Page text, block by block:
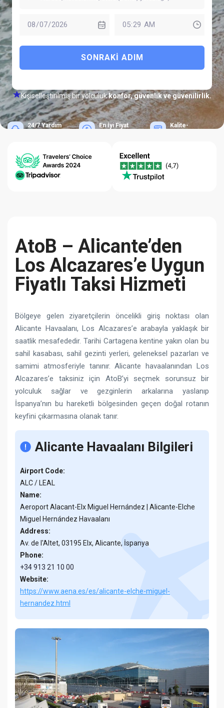
SONRAKI ADIM
Kişiselleştirilmiş bir yolculukkonfor, güvenlik ve güvenilirlik.
24/7 Yardım
En İyi Fiyat
Kalite-
AtoB – Alicante’den
Los Alcazares’e Uygun
Fiyatlı Taksi Hizmeti
Bölgeye gelen ziyaretçilerin öncelikli giriş noktası olan
Alicante Havaalanı, Los Alcazares’e arabayla yaklaşık bir
saatlik mesafededir. Tarihi Cartagena kentine yakın olan bu
sahil kasabası, sahil gezinti yerleri, geleneksel pazarları ve
samimi atmosferiyle tanınır. Alicante havaalanından Los
Alcazares’e taksiniz için AtoB’yi seçmek sorunsuz bir
yolculuk sağlar ve gezginlerin arkalarına yaslanıp
İspanya’nın bu hareketli bölgesinden geçen doğal rotanın
keyfini çıkarmasına olanak tanır.
Alicante Havaalanı Bilgileri
Airport Code:
ALC / LEAL
Name:
Aeroport Alacant-Elx Miguel Hernández | Alicante-Elche
Miguel Hernández Havaalanı
Address:
Av. de l'Altet, 03195 Elx, Alicante, İspanya
Phone:
+34 913 21 10 00
Website:
https://www.aena.es/es/alicante-elche-miguel-
hernandez.html